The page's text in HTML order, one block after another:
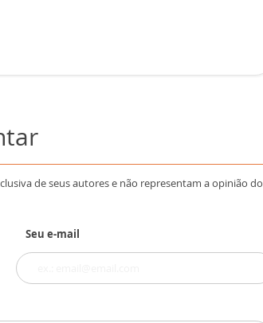
de seus autores e não representam a opinião do
Seu e-mail